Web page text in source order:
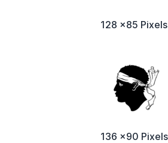
128 x85 Pixels
136 x90 Pixels